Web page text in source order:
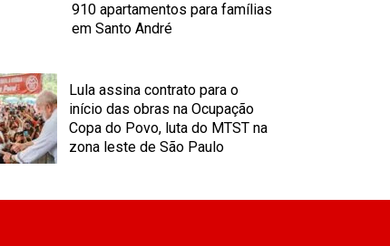
910 apartamentos para famílias
em Santo André
Lula assina contrato para o
início das obras na Ocupação
Copa do Povo, luta do MTST na
zona leste de São Paulo